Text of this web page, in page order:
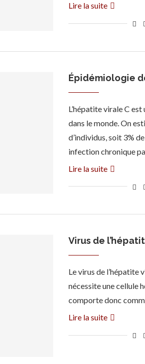
Lire la suite
Épidémiologie
L’hépatite virale C
dans le monde. On
d’individus, soit 3%
infection chronique
Lire la suite
Virus de
Le virus de l’hépatite
nécessite une cellule
comporte donc
Lire la suite